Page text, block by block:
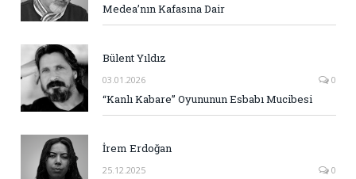
Medea’nın Kafasına Dair
Bülent Yıldız
03.01.2026 0
“Kanlı Kabare” Oyununun Esbabı Mucibesi
İrem Erdoğan
25.12.2025 0